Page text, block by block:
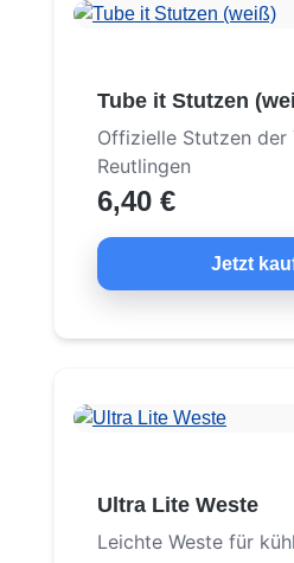
Tube it Stutzen
Offizielle Stutzen der
Reutlingen
6,40 €
Jetzt
Ultra Lite Weste
Leichte Weste für